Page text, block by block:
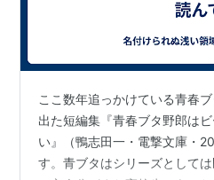
ここ数年追っかけている青春
出た短編集『青春ブタ野郎は
い』（鴨志田一・電撃文庫・
す。青ブタはシリーズとして